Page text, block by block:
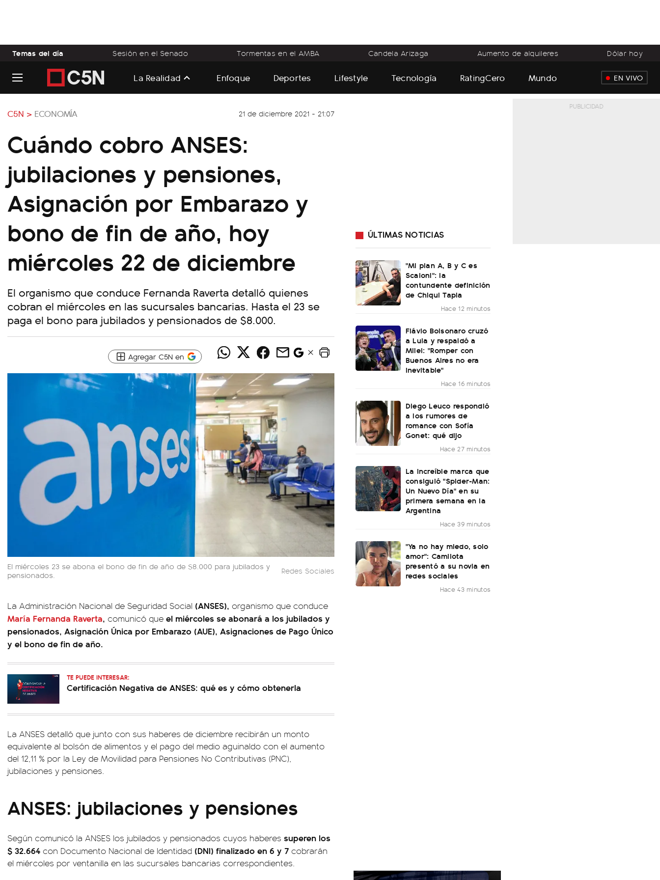
Temas del día Sesión en el Senado Tormentas en el AMBA Candela Arizaga Aumento de alquileres Dólar hoy
La Realidad Enfoque Deportes Lifestyle Tecnología RatingCero Mundo EN VIVO
C5N > ECONOMÍA 21 de diciembre 2021 - 21:07
Cuándo cobro ANSES:
jubilaciones y pensiones,
Asignación por Embarazo y
bono de fin de año, hoy
miércoles 22 de diciembre
El organismo que conduce Fernanda Raverta detalló quienes
cobran el miércoles en las sucursales bancarias. Hasta el 23 se
paga el bono para jubilados y pensionados de $8.000.
Agregar C5N en
El miércoles 23 se abona el bono de fin de año de $8.000 para jubilados y
pensionados.
Redes Sociales
La Administración Nacional de Seguridad Social (ANSES), organismo que conduce
María Fernanda Raverta, comunicó que el miércoles se abonará a los jubilados y
pensionados, Asignación Única por Embarazo (AUE), Asignaciones de Pago Único
y el bono de fin de año.
TE PUEDE INTERESAR:
Certificación Negativa de ANSES: qué es y cómo obtenerla
La ANSES detalló que junto con sus haberes de diciembre recibirán un monto
equivalente al bolsón de alimentos y el pago del medio aguinaldo con el aumento
del 12,11 % por la Ley de Movilidad para Pensiones No Contributivas (PNC),
jubilaciones y pensiones.
ANSES: jubilaciones y pensiones
Según comunicó la ANSES los jubilados y pensionados cuyos haberes superen los
$ 32.664 con Documento Nacional de Identidad (DNI) finalizado en 6 y 7 cobrarán
el miércoles por ventanilla en las sucursales bancarias correspondientes.
ÚLTIMAS NOTICIAS
"Mi plan A, B y C es
Scaloni": la
contundente definición
de Chiqui Tapia
Hace 12 minutos
Flávio Bolsonaro cruzó
a Lula y respaldó a
Milei: "Romper con
Buenos Aires no era
inevitable"
Hace 16 minutos
Diego Leuco respondió
a los rumores de
romance con Sofía
Gonet: qué dijo
Hace 27 minutos
La increíble marca que
consiguió "Spider-Man:
Un Nuevo Día" en su
primera semana en la
Argentina
Hace 39 minutos
"Ya no hay miedo, solo
amor": Camilota
presentó a su novia en
redes sociales
Hace 43 minutos